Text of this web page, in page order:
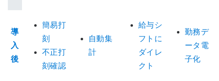
導
入
後
簡易打
刻
不正打
刻確認
自動集
計
給与シ
フトに
ダイレ
クト
勤務デ
ータ電
子化